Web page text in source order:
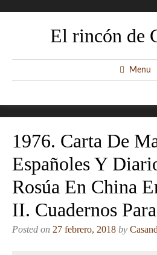
El rincón de
Menu
1976. Carta De
Españoles Y
Rosúa En China
II. Cuadernos
Posted on 27 febrero, 2018 by